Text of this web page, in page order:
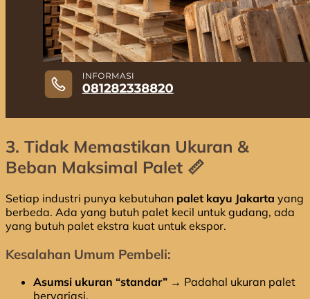
3. Tidak Memastikan Ukuran &
Beban Maksimal Palet 📏
Setiap industri punya kebutuhan palet kayu Jakarta yang
berbeda. Ada yang butuh palet kecil untuk gudang, ada
yang butuh palet ekstra kuat untuk ekspor.
Kesalahan Umum Pembeli:
Asumsi ukuran “standar” → Padahal ukuran palet
bervariasi.